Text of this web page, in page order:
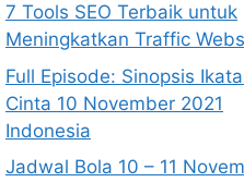
7 Tools SEO Terbaik untuk
Meningkatkan Traffic
Full Episode: Sinopsis
Cinta 10 November 2021
Indonesia
Jadwal Bola 10 – 11